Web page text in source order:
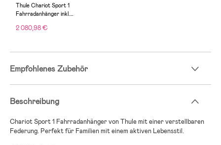
Thule Chariot Sport 1
Fahrradanhänger inkl.
2 080,98 €
Empfohlenes Zubehör
Beschreibung
Chariot Sport 1 Fahrradanhänger von Thule mit einer verstellbaren
Federung. Perfekt für Familien mit einem aktiven Lebensstil.